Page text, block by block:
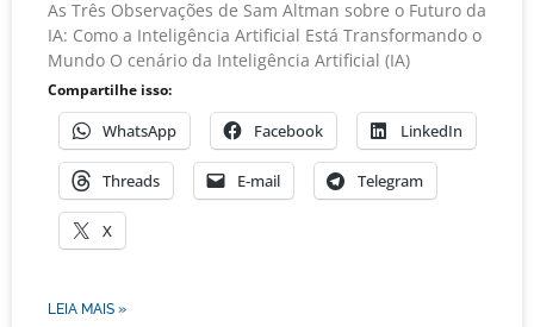
As Três Observações de Sam Altman sobre o Futuro da
IA: Como a Inteligência Artificial Está Transformando o
Mundo O cenário da Inteligência Artificial (IA)
Compartilhe isso:
WhatsApp Facebook LinkedIn
Threads E-mail Telegram
X
LEIA MAIS »